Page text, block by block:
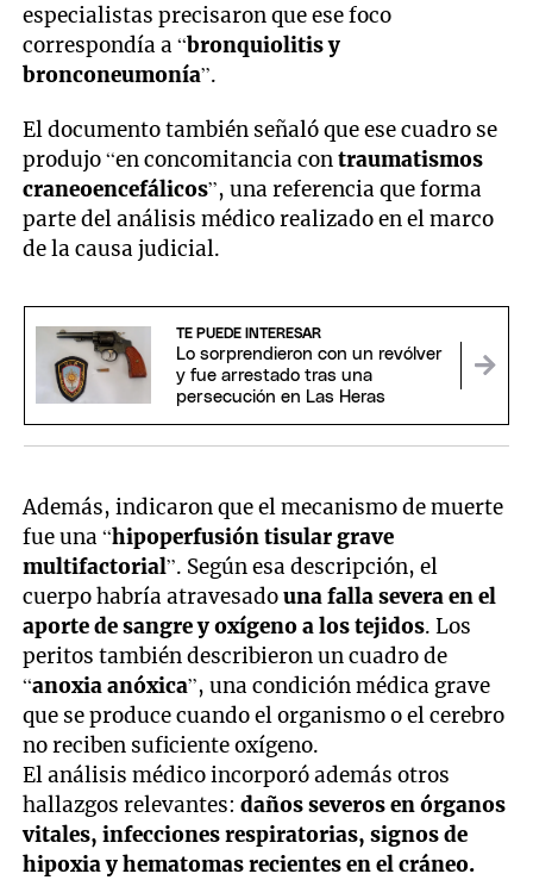
especialistas precisaron que ese foco
correspondía a “bronquiolitis y
bronconeumonía”.
El documento también señaló que ese cuadro se
produjo “en concomitancia contraumatismos
craneoencefálicos”, una referencia que forma
parte del análisis médico realizado en el marco
de la causa judicial.
TE PUEDE INTERESAR
Lo sorprendieron con un revólver
y fue arrestado tras una
persecución en Las Heras
Además, indicaron que el mecanismo de muerte
fue una “hipoperfusión tisular grave
multifactorial”. Según esa descripción, el
cuerpo habría atravesadouna falla severa en el
aporte de sangre y oxígeno a los tejidos. Los
peritos también describieron un cuadro de
“anoxia anóxica”, una condición médica grave
que se produce cuando el organismo o el cerebro
no reciben suficiente oxígeno.
El análisis médico incorporó además otros
hallazgos relevantes:daños severos en órganos
vitales, infecciones respiratorias, signos de
hipoxia y hematomas recientes en el cráneo.